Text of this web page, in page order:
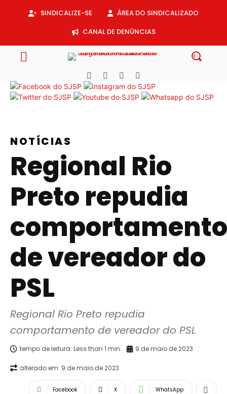
SINDICALIZE-SE
ÁREA DO SINDICALIZADO
CANAL DE DENÚNCIAS
NOTÍCIAS
Regional Rio
Preto repudia
comportamento
de vereador do
PSL
Regional Rio Preto repudia
comportamento de vereador do PSL
tempo de leitura: Less than 1 min. 9 de maio de 2023
alterado em: 9 de maio de 2023
Facebook X WhatsApp